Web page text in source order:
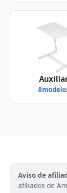
Aviso de
afiliados de